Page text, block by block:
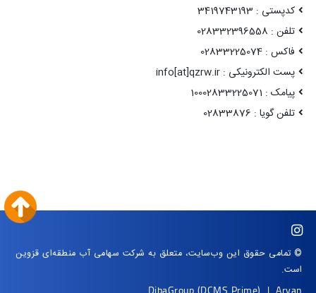
کدپستی : 3419743193
تلفن : 028332396558
فاکس : 02833225074
پست الکترونیکی : info[at]qzrw.ir
پیامک : 10002833225071
تلفن گویا : 02833876
© تمامی حقوق این وب‌سایت، متعلق به شرکت سهامی آب منطقه‌ای قزوین
است.
DibaGroup (DCMS Prime) |Arvan